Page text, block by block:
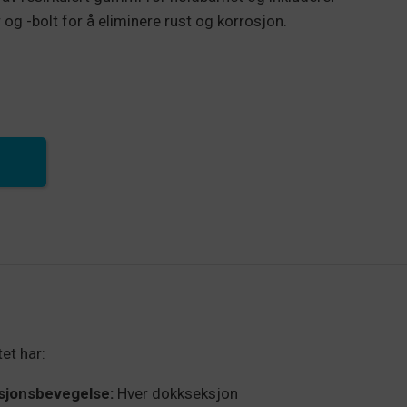
-bolt for å eliminere rust og korrosjon.
har:
Hver dokkseksjon